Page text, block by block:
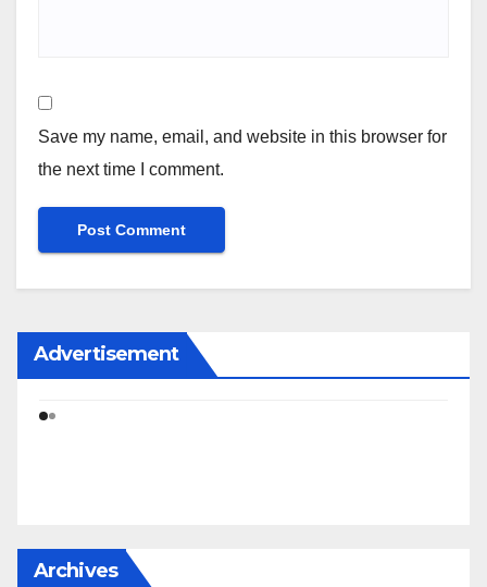
Save my name, email, and website in this browser for
the next time I comment.
Advertisement
Archives